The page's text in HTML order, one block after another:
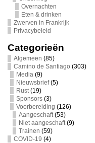
Overnachten
Eten & drinken
Zwerven in Frankrijk
Privacybeleid
Categorieën
Algemeen (85)
Camino de Santiago (303)
Media(9)
Nieuwsbrief(5)
Rust(19)
Sponsors(3)
Voorbereiding (126)
Aangeschaft(53)
Niet aangeschaft(9)
Trainen (59)
COVID-19 (4)